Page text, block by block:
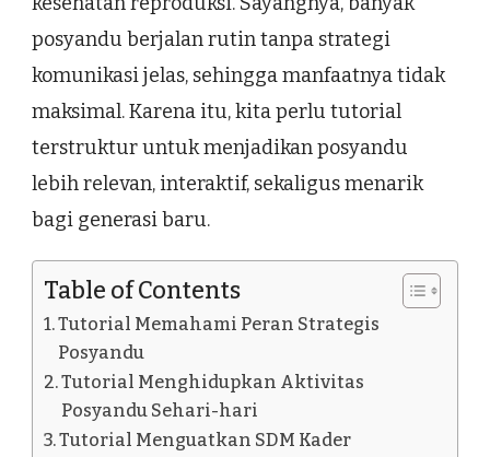
posyandu berjalan rutin tanpa strategi
komunikasi jelas, sehingga manfaatnya tidak
maksimal. Karena itu, kita perlu tutorial
terstruktur untuk menjadikan posyandu
lebih relevan, interaktif, sekaligus menarik
bagi generasi baru.
Table of Contents
Tutorial Memahami Peran Strategis
Posyandu
Tutorial Menghidupkan Aktivitas
Posyandu Sehari-hari
Tutorial Menguatkan SDM Kader